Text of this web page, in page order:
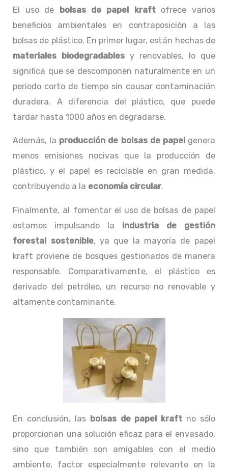
El uso de bolsas de papel kraftofrece varios
beneficios ambientales en contraposición a las
bolsas de plástico. En primer lugar, están hechas de
materiales biodegradables y renovables, lo que
significa que se descomponen naturalmente en un
periodo corto de tiempo sin causar contaminación
duradera. A diferencia del plástico, que puede
tardar hasta 1000 años en degradarse.
Además, la producción de bolsas de papel genera
menos emisiones nocivas que la producción de
plástico, y el papel es reciclable en gran medida,
contribuyendo a la economía circular.
Finalmente, al fomentar el uso de bolsas de papel
estamos impulsando la industria de gestión
forestal sostenible, ya que la mayoría de papel
kraft proviene de bosques gestionados de manera
responsable. Comparativamente, el plástico es
derivado del petróleo, un recurso no renovable y
altamente contaminante.
En conclusión, las bolsas de papel kraft no sólo
proporcionan una solución eficaz para el envasado,
sino que también son amigables con el medio
ambiente, factor especialmente relevante en la